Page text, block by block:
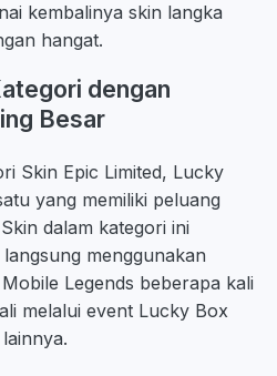
kembalinya skin langka
hangat.
dengan
Besar
Skin Epic Limited, Lucky
yang memiliki peluang
dalam kategori ini
menggunakan
Legends beberapa kali
melalui event Lucky Box